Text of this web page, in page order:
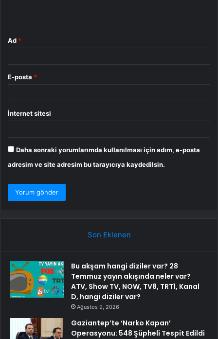
Ad *
E-posta *
İnternet sitesi
Daha sonraki yorumlarımda kullanılması için adım, e-posta
adresim ve site adresim bu tarayıcıya kaydedilsin.
Son Eklenen
Bu akşam hangi diziler var? 28
Temmuz yayın akışında neler var?
ATV, Show TV, NOW, TV8, TRT1, Kanal
D, hangi diziler var?
Ağustos 9, 2026
Gaziantep’te ‘Narko Kapan’
Operasyonu: 548 Şüpheli Tespit Edildi